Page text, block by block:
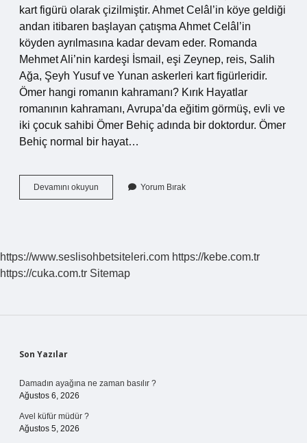
kart figürü olarak çizilmiştir. Ahmet Celâl’in köye geldiği
andan itibaren başlayan çatışma Ahmet Celâl’in
köyden ayrılmasına kadar devam eder. Romanda
Mehmet Ali’nin kardeşi İsmail, eşi Zeynep, reis, Salih
Ağa, Şeyh Yusuf ve Yunan askerleri kart figürleridir.
Ömer hangi romanın kahramanı? Kırık Hayatlar
romanının kahramanı, Avrupa’da eğitim görmüş, evli ve
iki çocuk sahibi Ömer Behiç adında bir doktordur. Ömer
Behiç normal bir hayat…
Devamını okuyun
Hangi
Yorum Bırak
https://www.seslisohbetsiteleri.com https://kebe.com.tr
https://cuka.com.tr Sitemap
Sidebar
Son Yazılar
Damadın ayağına ne zaman basılır ?
Ağustos 6, 2026
Avel küfür müdür ?
Ağustos 5, 2026